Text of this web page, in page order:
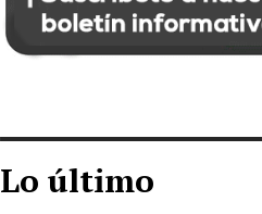
Lo último